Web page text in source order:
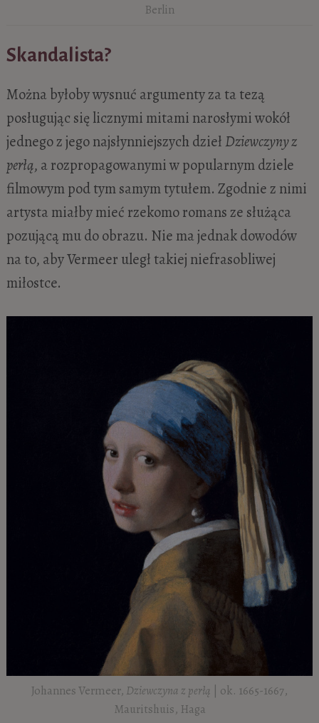
Berlin
Skandalista?
Można byłoby wysnuć argumenty za ta tezą
posługując się licznymi mitami narosłymi wokół
jednego z jego najsłynniejszych dzieł Dziewczyny z
perłą, a rozpropagowanymi w popularnym dziele
filmowym pod tym samym tytułem. Zgodnie z nimi
artysta miałby mieć rzekomo romans ze służąca
pozującą mu do obrazu. Nie ma jednak dowodów
na to, aby Vermeer uległ takiej niefrasobliwej
miłostce.
Johannes Vermeer, Dziewczyna z perłą | ok. 1665-1667,
Mauritshuis, Haga